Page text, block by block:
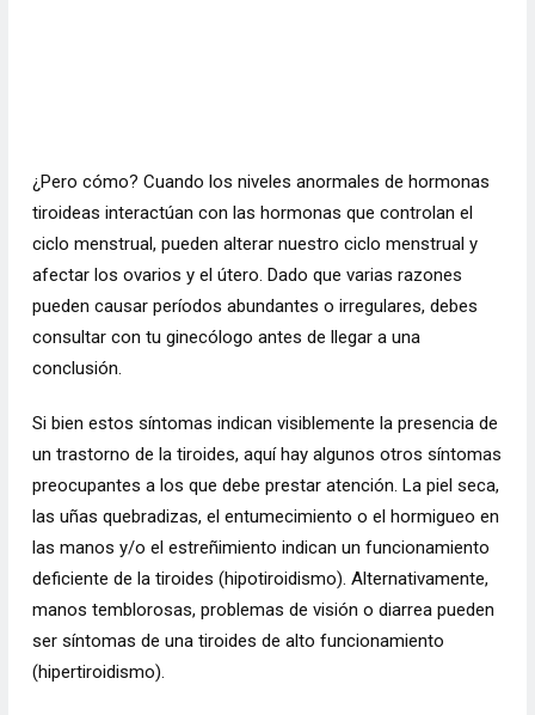
¿Pero cómo? Cuando los niveles anormales de hormonas
tiroideas interactúan con las hormonas que controlan el
ciclo menstrual, pueden alterar nuestro ciclo menstrual y
afectar los ovarios y el útero. Dado que varias razones
pueden causar períodos abundantes o irregulares, debes
consultar con tu ginecólogo antes de llegar a una
conclusión.
Si bien estos síntomas indican visiblemente la presencia de
un trastorno de la tiroides, aquí hay algunos otros síntomas
preocupantes a los que debe prestar atención. La piel seca,
las uñas quebradizas, el entumecimiento o el hormigueo en
las manos y/o el estreñimiento indican un funcionamiento
deficiente de la tiroides (hipotiroidismo). Alternativamente,
manos temblorosas, problemas de visión o diarrea pueden
ser síntomas de una tiroides de alto funcionamiento
(hipertiroidismo).